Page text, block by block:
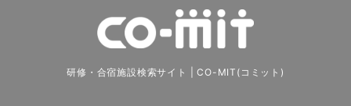
研修・合宿施設検索サイト | CO-MIT(コミット)